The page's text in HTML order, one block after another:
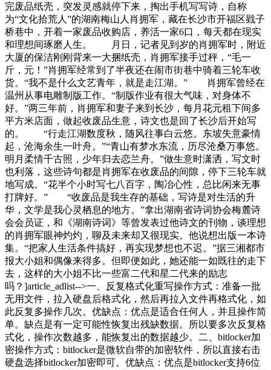
完废品纸壳，突发灵感就停下来，掏出手机写写诗，自称
为“文化拾荒人”的湖南梅山人肖拥军，藏在长沙市开福区戥子
桥巷中，开着一家废品收购店，养活一家6口，每天都在现实
和理想间琢磨人生。 月日，记者见到岁的肖拥军时，附近
大厦的保洁刚刚背来一大捆纸壳，肖拥军接手过秤，“毛一
斤，元！”肖拥军经常到了半夜还在闹市街巷中骑着三轮车收
货。“我不是什么文艺青年，就是走江湖。” 肖拥军曾经在
温州从事电雕制版工作。“制版作业有很大气味，对身体不
好。”两三年前，肖拥军和妻子来到长沙，每月花元租下间多
平方米店面，做起收废品生意，诗文也是回了长沙后开始写
的。 “行走江湖数度秋，随风往事白云悠。东坡失意豪情
起，沧海余生一叶舟。”“青山有梦水东流，历尽沧桑万事悠。
明月柔情千古照，少年归去恋兰舟。”做生意时潇洒，写文时
也利落，这些诗句都是肖拥军在收废品的间隙，停下三轮车就
地写成。“花半个小时写七八百字，陶冶心性，总比闲来无事
打牌好。” “收废品是我生存的基础，写诗是对生活的升
华，文学是我心灵栖息的地方。”拿出湖南省诗词协会梅麓诗
会会员证，和《湖南诗词》等曾发表过他诗文的刊物，谈理想
的肖拥军眼神灼灼，聊及未来却又很现实。他说想出版一本诗
集。“把家人生活条件搞好，再实现梦想也不迟。”据三湘都市
报大小姐和偶像来得多。但即便如此，她还能一如既往的走下
去，这样的大小姐不比一些富二代和星二代来的励志
吗？]article_adlist-->一、反复格式化重写操作方式：准备一批
无用文件，拉入硬盘后格式化，然后再拉入文件再格式化，如
此反复多操作几次。优缺点：优点是适合任何人，并且操作简
单。缺点是有一定可能性恢复出残缺数据。所以要多次反复格
式化，操作次数越多，能恢复出的数据越少。二、bitlocker加
密操作方式：bitlocker是微软自带的加密软件，所以直接右击
硬盘选择bitlocker加密即可。优缺点：优点是bitlocker支持6位